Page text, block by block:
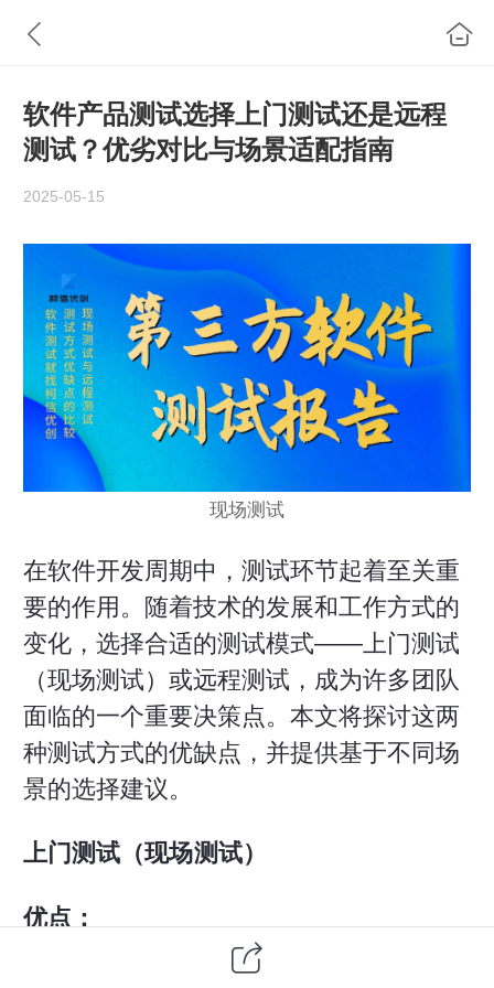
软件产品测试选择上门测试还是远程
测试？优劣对比与场景适配指南
2025-05-15
现场测试
在软件开发周期中，测试环节起着至关重
要的作用。随着技术的发展和工作方式的
变化，选择合适的测试模式——上门测试
（现场测试）或远程测试，成为许多团队
面临的一个重要决策点。本文将探讨这两
种测试方式的优缺点，并提供基于不同场
景的选择建议。
上门测试（现场测试）
优点：
面对面沟通效率高